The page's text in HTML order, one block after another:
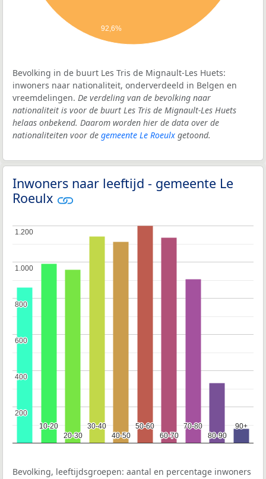
92,6%
Bevolking in de buurt Les Tris de Mignault-Les Huets:
inwoners naar nationaliteit, onderverdeeld in Belgen en
vreemdelingen. De verdeling van de bevolking naar
nationaliteit is voor de buurt Les Tris de Mignault-Les Huets
helaas onbekend. Daarom worden hier de data over de
nationaliteiten voor de gemeente Le Roeulx getoond.
Inwoners naar leeftijd - gemeente Le
Roeulx
10-20
10-20
20-30
20-30
30-40
30-40
40-50
40-50
50-60
50-60
60-70
60-70
70-80
70-80
80-90
80-90
90+
90+
200
200
400
400
600
600
800
800
1.000
1.000
1.200
1.200
Bevolking, leeftijdsgroepen: aantal en percentage inwoners